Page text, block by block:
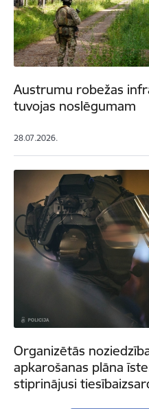
Austrumu robežas
tuvojas noslēgumam
28.07.2026.
Organizētās
apkarošanas plāna
stiprinājusi